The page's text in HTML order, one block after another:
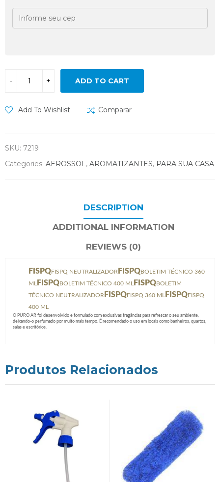
ADD TO CART
Add To Wishlist Comparar
SKU: 7219
Categories: AEROSSOL, AROMATIZANTES, PARA SUA CASA
DESCRIPTION
ADDITIONAL INFORMATION
REVIEWS (0)
FISPQFISPQ NEUTRALIZADOR FISPQBOLETIM TÉCNICO 360
ML FISPQBOLETIM TÉCNICO 400 ML FISPQBOLETIM
TÉCNICO NEUTRALIZADOR FISPQFISPQ 360 ML FISPQFISPQ
400 ML
O PURO AR foi desenvolvido e formulado com exclusivas fragâncias para refrescar o seu ambiente,
deixando-o perfumado por muito mais tempo. É recomendado o uso em locais como banheiros, quartos,
salas e escritórios.
Produtos Relacionados